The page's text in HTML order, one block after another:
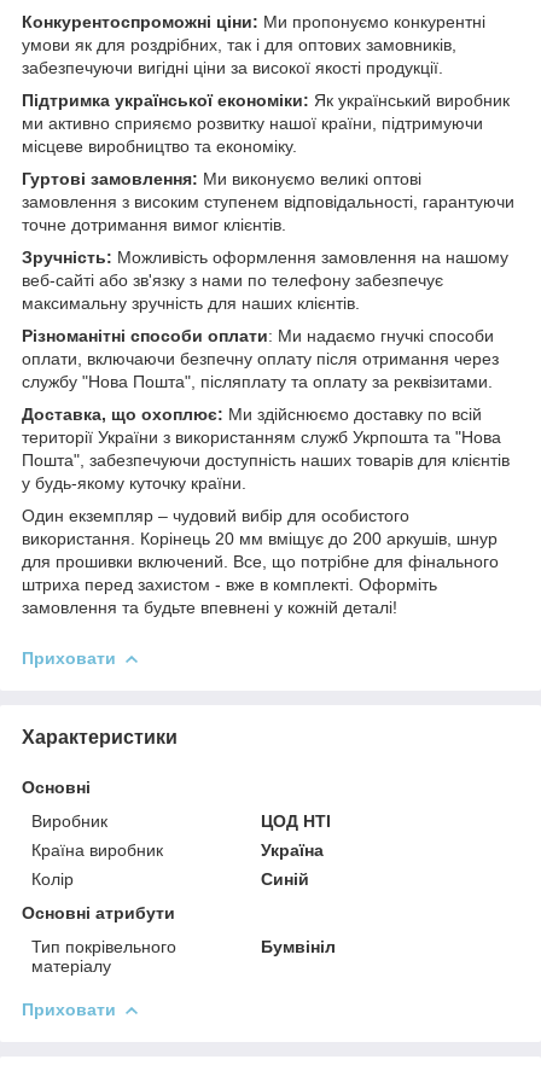
Конкурентоспроможні ціни: Ми пропонуємо конкурентні
умови як для роздрібних, так і для оптових замовників,
забезпечуючи вигідні ціни за високої якості продукції.
Підтримка української економіки: Як український виробник
ми активно сприяємо розвитку нашої країни, підтримуючи
місцеве виробництво та економіку.
Гуртові замовлення: Ми виконуємо великі оптові
замовлення з високим ступенем відповідальності, гарантуючи
точне дотримання вимог клієнтів.
Зручність: Можливість оформлення замовлення на нашому
веб-сайті або зв'язку з нами по телефону забезпечує
максимальну зручність для наших клієнтів.
Різноманітні способи оплати: Ми надаємо гнучкі способи
оплати, включаючи безпечну оплату після отримання через
службу "Нова Пошта", післяплату та оплату за реквізитами.
Доставка, що охоплює: Ми здійснюємо доставку по всій
території України з використанням служб Укрпошта та "Нова
Пошта", забезпечуючи доступність наших товарів для клієнтів
у будь-якому куточку країни.
Один екземпляр – чудовий вибір для особистого
використання. Корінець 20 мм вміщує до 200 аркушів, шнур
для прошивки включений. Все, що потрібне для фінального
штриха перед захистом - вже в комплекті. Оформіть
замовлення та будьте впевнені у кожній деталі!
Приховати
Характеристики
Основні
Виробник
ЦОД НТІ
Країна виробник
Україна
Колір
Синій
Основні атрибути
Тип покрівельного
матеріалу
Бумвініл
Приховати